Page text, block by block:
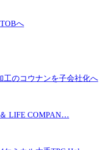
へ
工のコウナンを子会社化へ
LIFE COMPAN…